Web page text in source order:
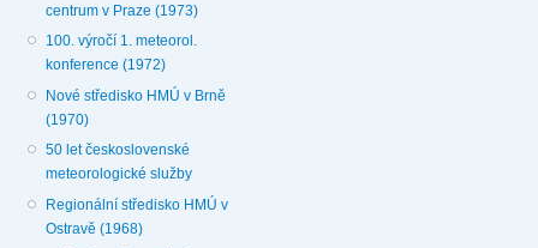
centrum v Praze (1973)
100. výročí 1. meteorol.
konference (1972)
Nové středisko HMÚ v Brně
(1970)
50 let československé
meteorologické služby
Regionální středisko HMÚ v
Ostravě (1968)